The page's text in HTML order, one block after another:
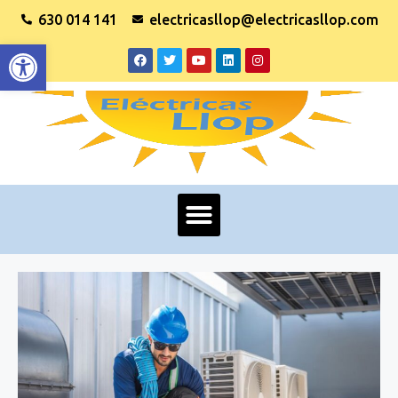
Abrir barra de herramientas
630 014 141 electricasllop@electricasllop.com